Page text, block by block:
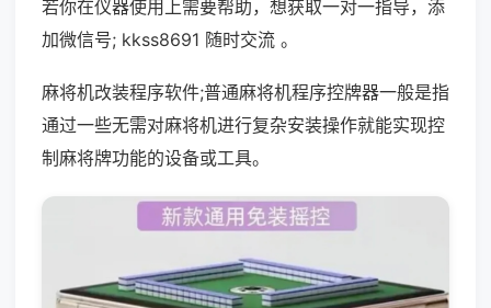
若你在仪器使用上需要帮助，想获取一对一指导，添
加微信号; kkss8691 随时交流 。
麻将机改装程序软件;普通麻将机程序控牌器一般是指
通过一些无需对麻将机进行复杂安装操作就能实现控
制麻将牌功能的设备或工具。